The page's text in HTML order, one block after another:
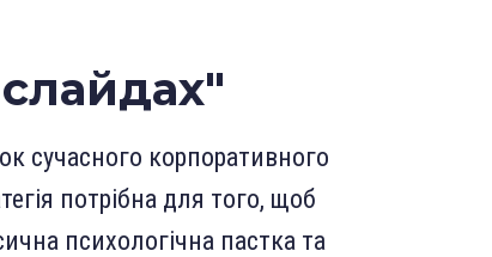
слайдах"
сучасного корпоративного
потрібна для того, щоб
психологічна пастка та